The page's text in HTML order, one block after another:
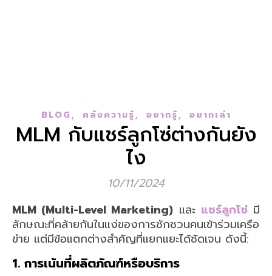
BLOG, คลังความรู้, อยากรู้, อยากเล่า
MLM กับแชร์ลูกโซ่ต่างกันยัง
ไง
10/11/2024
MLM (Multi-Level Marketing) และ แชร์ลูกโซ่ มี
ลักษณะที่คล้ายกันในแง่ของการชักชวนคนเข้าร่วมเครือ
ข่าย แต่มีข้อแตกต่างสำคัญที่แยกแยะได้ชัดเจน ดังนี้:
1. การเน้นที่ผลิตภัณฑ์หรือบริการ